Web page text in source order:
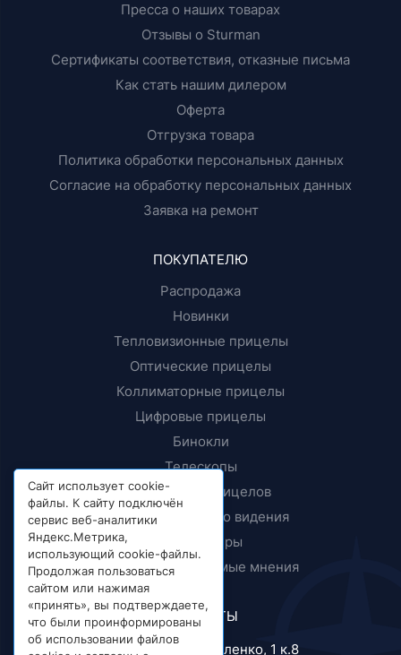
Пресса о наших товарах
Отзывы о Sturman
Сертификаты соответствия, отказные письма
Как стать нашим дилером
Оферта
Отгрузка товара
Политика обработки персональных данных
Согласие на обработку персональных данных
Заявка на ремонт
ПОКУПАТЕЛЮ
Распродажа
Новинки
Тепловизионные прицелы
Оптические прицелы
Коллиматорные прицелы
Цифровые прицелы
Бинокли
Телескопы
Крепления прицелов
Приборы ночного видения
Дальномеры
Тесты и независимые мнения
КОНТАКТЫ
г. Москва, ул. Короленко, 1 к.8
Сайт использует cookie-
файлы. К сайту подключён
сервис веб-аналитики
Яндекс.Метрика,
использующий cookie-файлы.
Продолжая пользоваться
сайтом или нажимая
«принять», вы подтверждаете,
что были проинформированы
об использовании файлов